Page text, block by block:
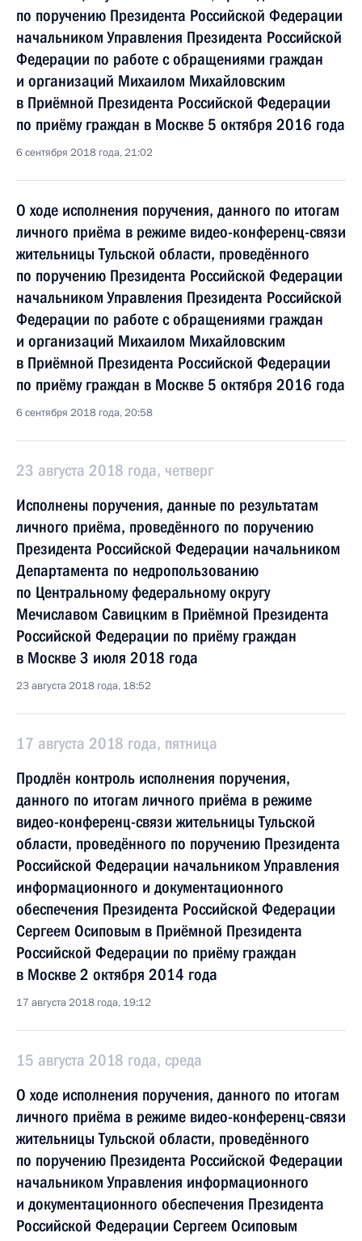
по поручению Президента Российской Федерации
начальником Управления Президента Российской
Федерации по работе с обращениями граждан
и организаций Михаилом Михайловским
в Приёмной Президента Российской Федерации
по приёму граждан в Москве 5 октября 2016 года
6 сентября 2018 года, 21:02
О ходе исполнения поручения, данного по итогам
личного приёма в режиме видео-конференц-связи
жительницы Тульской области, проведённого
по поручению Президента Российской Федерации
начальником Управления Президента Российской
Федерации по работе с обращениями граждан
и организаций Михаилом Михайловским
в Приёмной Президента Российской Федерации
по приёму граждан в Москве 5 октября 2016 года
6 сентября 2018 года, 20:58
23 августа 2018 года, четверг
Исполнены поручения, данные по результатам
личного приёма, проведённого по поручению
Президента Российской Федерации начальником
Департамента по недропользованию
по Центральному федеральному округу
Мечиславом Савицким в Приёмной Президента
Российской Федерации по приёму граждан
в Москве 3 июля 2018 года
23 августа 2018 года, 18:52
17 августа 2018 года, пятница
Продлён контроль исполнения поручения,
данного по итогам личного приёма в режиме
видео-конференц-связи жительницы Тульской
области, проведённого по поручению Президента
Российской Федерации начальником Управления
информационного и документационного
обеспечения Президента Российской Федерации
Сергеем Осиповым в Приёмной Президента
Российской Федерации по приёму граждан
в Москве 2 октября 2014 года
17 августа 2018 года, 19:12
15 августа 2018 года, среда
О ходе исполнения поручения, данного по итогам
личного приёма в режиме видео-конференц-связи
жительницы Тульской области, проведённого
по поручению Президента Российской Федерации
начальником Управления информационного
и документационного обеспечения Президента
Российской Федерации Сергеем Осиповым